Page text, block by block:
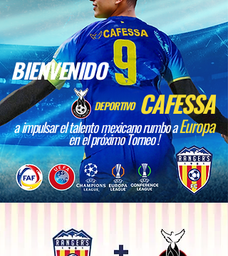
BIENVENIDO
DEPORTIVO CAFESSA
a impulsar el talento mexicano rumbo aEuropa
en el próximo Torneo !